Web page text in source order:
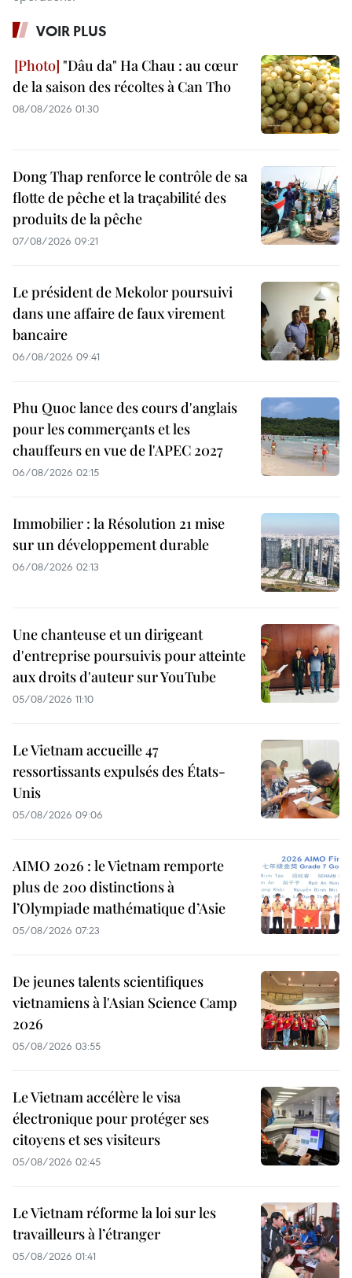
VOIR PLUS
"Dâu da" Ha Chau : au cœur
de la saison des récoltes à Can Tho
08/08/2026 01:30
Dong Thap renforce le contrôle de sa
flotte de pêche et la traçabilité des
produits de la pêche
07/08/2026 09:21
Le président de Mekolor poursuivi
dans une affaire de faux virement
bancaire
06/08/2026 09:41
Phu Quoc lance des cours d'anglais
pour les commerçants et les
chauffeurs en vue de l'APEC 2027
06/08/2026 02:15
Immobilier : la Résolution 21 mise
sur un développement durable
06/08/2026 02:13
Une chanteuse et un dirigeant
d'entreprise poursuivis pour atteinte
aux droits d'auteur sur YouTube
05/08/2026 11:10
Le Vietnam accueille 47
ressortissants expulsés des États-
Unis
05/08/2026 09:06
AIMO 2026 : le Vietnam remporte
plus de 200 distinctions à
l’Olympiade mathématique d’Asie
05/08/2026 07:23
De jeunes talents scientifiques
vietnamiens à l'Asian Science Camp
2026
05/08/2026 03:55
Le Vietnam accélère le visa
électronique pour protéger ses
citoyens et ses visiteurs
05/08/2026 02:45
Le Vietnam réforme la loi sur les
travailleurs à l’étranger
05/08/2026 01:41